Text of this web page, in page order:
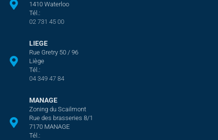
1410 Waterloo
Tél.:
02 731 45 00
LIEGE
Rue Gretry 50 / 96
Liège
Tél.:
04 349 47 84
MANAGE
Zoning du Scailmont
Rue des brasseries 8/1
7170 MANAGE
Tél.: